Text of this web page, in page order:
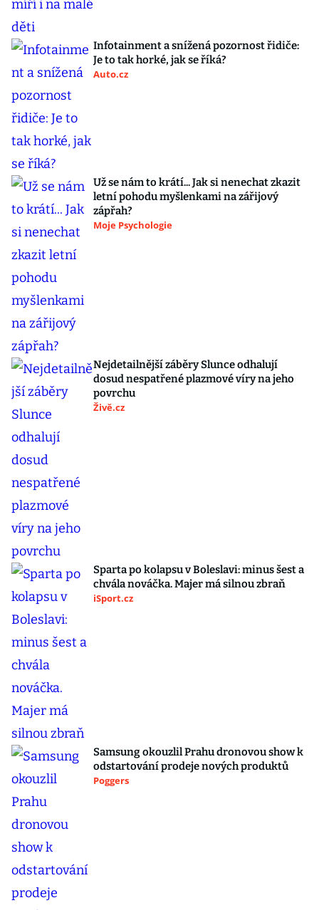
Infotainment a snížená pozornost řidiče:
Je to tak horké, jak se říká?
Auto.cz
Už se nám to krátí... Jak si nenechat zkazit
letní pohodu myšlenkami na zářijový
zápřah?
Moje Psychologie
Nejdetailnější záběry Slunce odhalují
dosud nespatřené plazmové víry na jeho
povrchu
Živě.cz
Sparta po kolapsu v Boleslavi: minus šest a
chvála nováčka. Majer má silnou zbraň
iSport.cz
Samsung okouzlil Prahu dronovou show k
odstartování prodeje nových produktů
Poggers